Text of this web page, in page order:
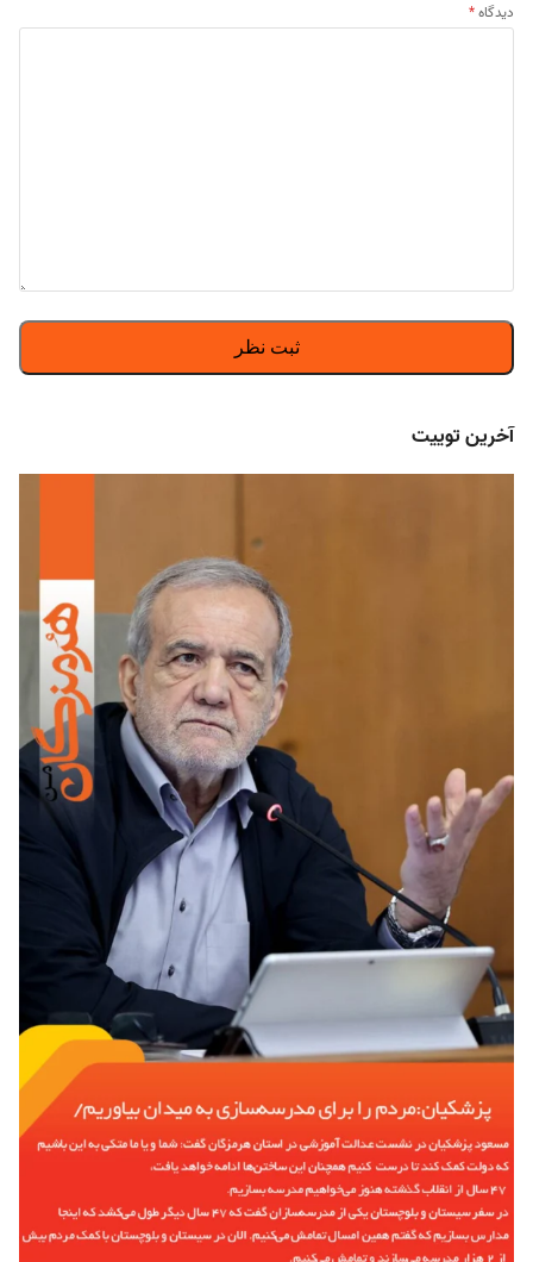
دیدگاه*
آخرین توییت